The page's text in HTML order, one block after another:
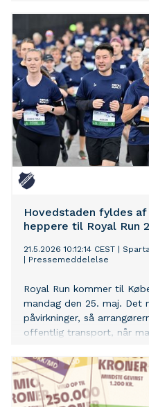
Hovedstaden fyldes
heppere til Royal Run
21.5.2026 10:12:14 CEST
Pressemeddelelse
Royal Run kommer til
mandag den 25. maj. Det
påvirkninger, så
offentlig transport, når